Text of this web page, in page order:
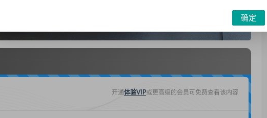
开通体验VIP或更高级的会员可免费查看该内容
确定